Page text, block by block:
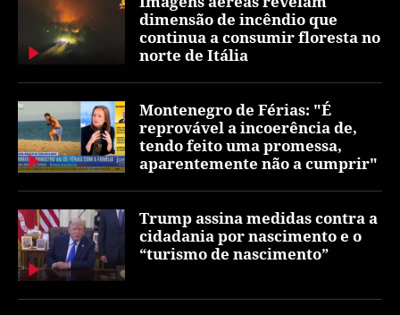
dimensão de incêndio que
continua a consumir floresta no
norte de Itália
Montenegro de Férias: "É
reprovável a incoerência de,
tendo feito uma promessa,
aparentemente não a cumprir"
Trump assina medidas contra a
cidadania por nascimento e o
“turismo de nascimento”